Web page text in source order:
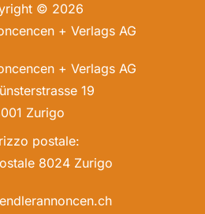
© 2026
+ Verlags AG
+ Verlags AG
19
Zurigo
postale:
8024 Zurigo